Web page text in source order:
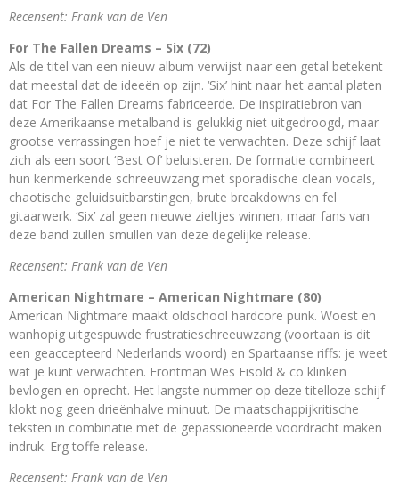
Recensent: Frank van de Ven
For The Fallen Dreams – Six (72)
Als de titel van een nieuw album verwijst naar een getal betekent
dat meestal dat de ideeën op zijn. ‘Six’ hint naar het aantal platen
dat For The Fallen Dreams fabriceerde. De inspiratiebron van
deze Amerikaanse metalband is gelukkig niet uitgedroogd, maar
grootse verrassingen hoef je niet te verwachten. Deze schijf laat
zich als een soort ‘Best Of’ beluisteren. De formatie combineert
hun kenmerkende schreeuwzang met sporadische clean vocals,
chaotische geluidsuitbarstingen, brute breakdowns en fel
gitaarwerk. ‘Six’ zal geen nieuwe zieltjes winnen, maar fans van
deze band zullen smullen van deze degelijke release.
Recensent: Frank van de Ven
American Nightmare – American Nightmare (80)
American Nightmare maakt oldschool hardcore punk. Woest en
wanhopig uitgespuwde frustratieschreeuwzang (voortaan is dit
een geaccepteerd Nederlands woord) en Spartaanse riffs: je weet
wat je kunt verwachten. Frontman Wes Eisold & co klinken
bevlogen en oprecht. Het langste nummer op deze titelloze schijf
klokt nog geen drieënhalve minuut. De maatschappijkritische
teksten in combinatie met de gepassioneerde voordracht maken
indruk. Erg toffe release.
Recensent: Frank van de Ven